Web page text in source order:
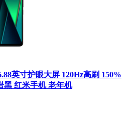
英寸护眼大屏 120Hz高刷 150%
黑 红米手机 老年机